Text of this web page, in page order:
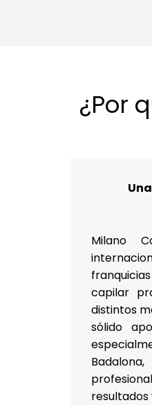
¿Por
Milano
capilar
distintos
sólido
resultados